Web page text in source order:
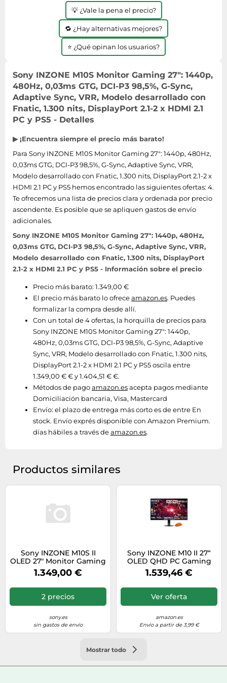
💡 ¿Vale la pena el precio?
🔁 ¿Hay alternativas mejores?
⭐ ¿Qué opinan los usuarios?
Sony INZONE M10S Monitor Gaming 27": 1440p,
480Hz, 0,03ms GTG, DCI-P3 98,5%, G-Sync,
Adaptive Sync, VRR, Modelo desarrollado con
Fnatic, 1.300 nits, DisplayPort 2.1-2 x HDMI 2.1
PC y PS5 - Detalles
▶ ¡Encuentra siempre el precio más barato!
Para Sony INZONE M10S Monitor Gaming 27": 1440p, 480Hz,
0,03ms GTG, DCI-P3 98,5%, G-Sync, Adaptive Sync, VRR,
Modelo desarrollado con Fnatic, 1.300 nits, DisplayPort 2.1-2 x
HDMI 2.1 PC y PS5 hemos encontrado las siguientes ofertas: 4.
Te ofrecemos una lista de precios clara y ordenada por precio
ascendente. Es posible que se apliquen gastos de envío
adicionales.
Sony INZONE M10S Monitor Gaming 27": 1440p, 480Hz,
0,03ms GTG, DCI-P3 98,5%, G-Sync, Adaptive Sync, VRR,
Modelo desarrollado con Fnatic, 1.300 nits, DisplayPort
2.1-2 x HDMI 2.1 PC y PS5 - Información sobre el precio
Precio más barato: 1.349,00 €
El precio más barato lo ofreceamazon.es. Puedes
formalizar la compra desde allí.
Con un total de 4 ofertas, la horquilla de precios para
Sony INZONE M10S Monitor Gaming 27": 1440p,
480Hz, 0,03ms GTG, DCI-P3 98,5%, G-Sync, Adaptive
Sync, VRR, Modelo desarrollado con Fnatic, 1.300 nits,
DisplayPort 2.1-2 x HDMI 2.1 PC y PS5 oscila entre
1.349,00 € € y 1.404,51 € €.
Métodos de pagoamazon.esacepta pagos mediante
Domiciliación bancaria, Visa, Mastercard
Envío: el plazo de entrega más corto es de entre En
stock. Envío exprés disponible con Amazon Premium.
días hábiles a través deamazon.es.
Productos similares
Sony INZONE M10S II
OLED 27" Monitor Gaming
x Fnatic - QHD 1440p,
480Hz (OC 540Hz), 0.02ms,
1500 nits, G-Sync, DP 2.1, 2
Puertos HDMI 2.1 - PC/PS5
1.349,00 €
2 precios
sony.es
sin gastos de envío
Sony INZONE M10 II 27“
OLED QHD PC Gaming
Monitor + Fnatic Gaming-
Mouse
1.539,46 €
Ver oferta
amazon.es
Envío a partir de 3,99 €
Mostrar todo